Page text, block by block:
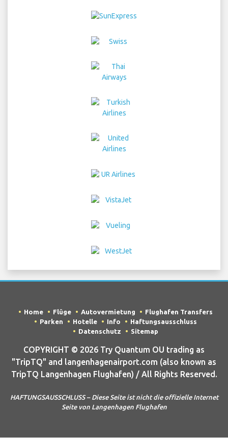
Home Flüge Autovermietung
Flughafen Transfers
Parken
Hotelle Info
Haftungsausschluss
Datenschutz
Sitemap
"TripTQ" and langenhagenairport.com (also known as